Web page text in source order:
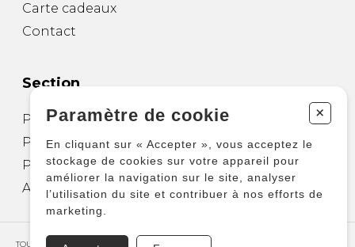
Carte cadeaux
Contact
Section
Partitions pour guitare
Partitions pour autres instruments
Partitions pour ensembles
Autres produits
TOUS DROITS RÉSERVÉS © COPYRIGHT 2026 – PRODUCTIONS D'OZ
Paramètre de cookie +
En cliquant sur « Accepter », vous acceptez le
stockage de cookies sur votre appareil pour
améliorer la navigation sur le site, analyser
l’utilisation du site et contribuer à nos efforts de
marketing.